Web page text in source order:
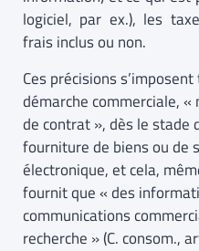
logiciel, par ex.), les
frais inclus ou non.
Ces précisions
démarche commerciale, «
de contrat », dès le stade
fourniture de biens ou de
électronique, et cela,
fournit que « des
communications
recherche » (C. consom.,